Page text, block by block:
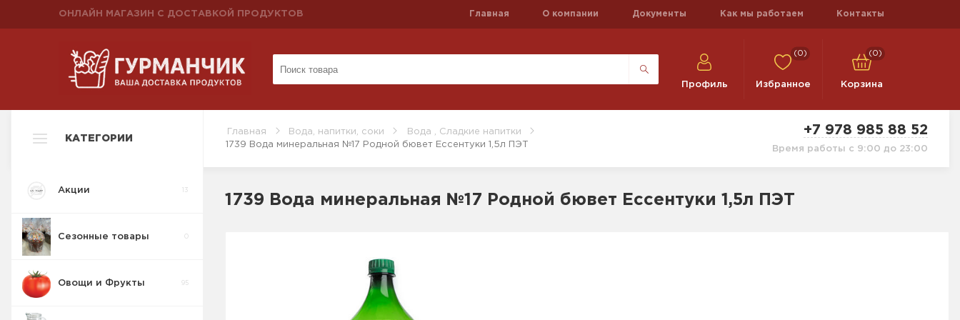
ОНЛАЙН МАГАЗИН С ДОСТАВКОЙ ПРОДУКТОВ Главная О компании Документы Как мы работаем Контакты
Профиль
(0)
Избранное
(0)
Корзина
Главная Вода, напитки, соки
Вода , Сладкие напитки
1739 Вода минеральная №17 Родной бювет Ессентуки 1,5л ПЭТ
+7 978 985 88 52
Время работы с 9:00 до 23:00
КАТЕГОРИИ
Акции 13
Сезонные товары
Овощи и Фрукты 95
1739 Вода минеральная №17 Родной бювет Ессентуки 1,5л ПЭТ